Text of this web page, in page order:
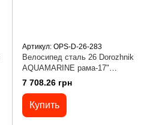
Артикул: OPS-D-26-283
Велосипед сталь 26 Dorozhnik
AQUAMARINE рама-17"
бежевый с багажником задн. St
с корзиной Pl с крылом
7 708.26 грн
Купить